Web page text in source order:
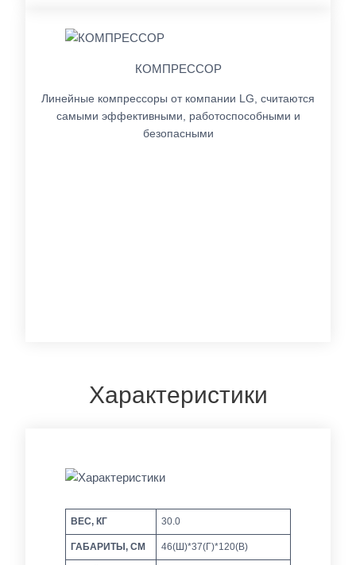
КОМПРЕССОР
Линейные компрессоры от компании LG, считаются
самыми эффективными, работоспособными и
безопасными
Характеристики
ВЕС, КГ 30.0
ГАБАРИТЫ, СМ 46(Ш)*37(Г)*120(В)